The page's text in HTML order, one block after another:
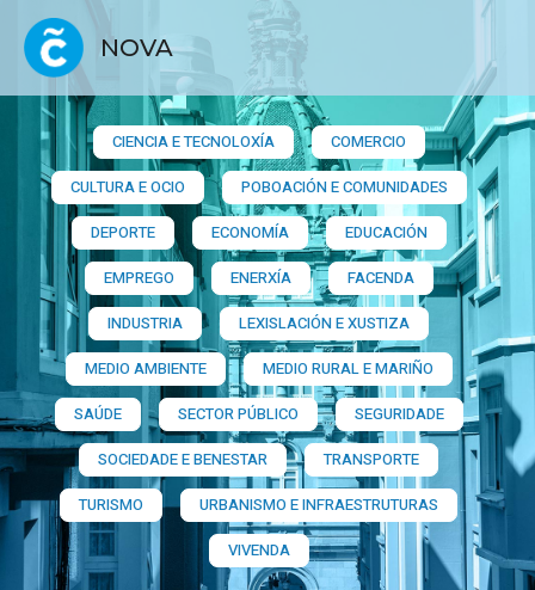
NOVA
CIENCIA E TECNOLOXÍA
COMERCIO
CULTURA E OCIO
POBOACIÓN E COMUNIDADES
DEPORTE
ECONOMÍA
EDUCACIÓN
EMPREGO
ENERXÍA
FACENDA
INDUSTRIA
LEXISLACIÓN E XUSTIZA
MEDIO AMBIENTE
MEDIO RURAL E MARIÑO
SAÚDE
SECTOR PÚBLICO
SEGURIDADE
SOCIEDADE E BENESTAR
TRANSPORTE
TURISMO
URBANISMO E INFRAESTRUTURAS
VIVENDA